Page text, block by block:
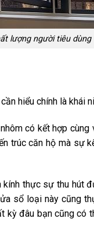
lượng người tiêu dùng
hiểu chính là khái
có kết hợp
trúc căn hộ mà sự
thực sự thu hút
sổ loại này cũng
kỳ đâu bạn cũng có